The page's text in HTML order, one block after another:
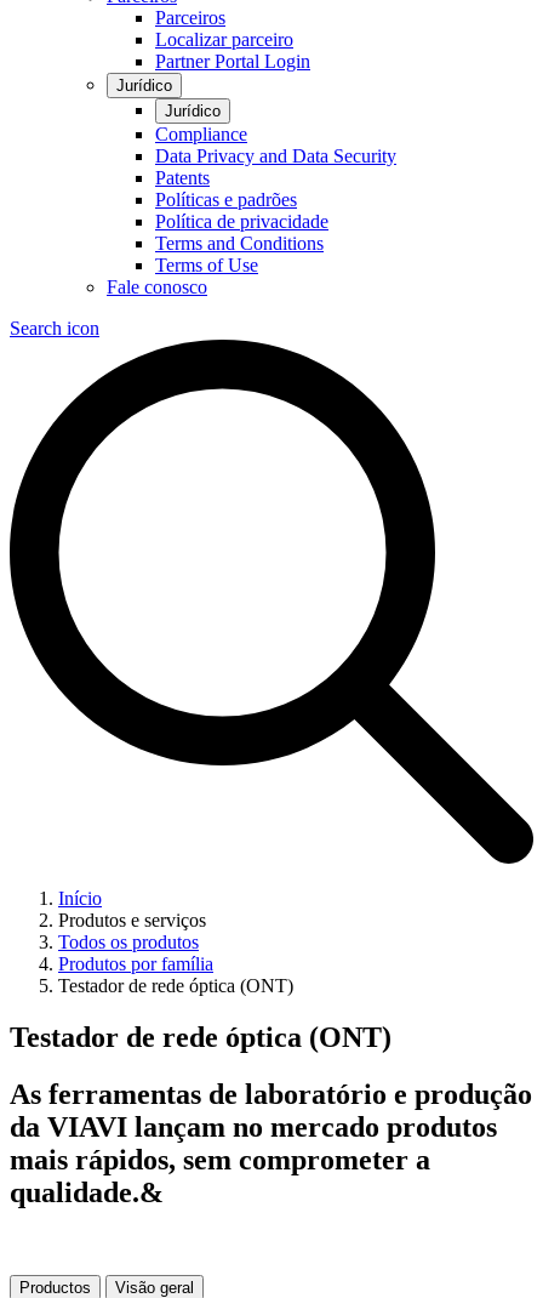
Parceiros
Localizar parceiro
Partner Portal Login
Jurídico
Jurídico
Compliance
Data Privacy and Data Security
Patents
Políticas e padrões
Política de privacidade
Terms and Conditions
Terms of Use
Fale conosco
Search icon
Início
Produtos e serviços
Todos os produtos
Produtos por família
Testador de rede óptica (ONT)
Testador de rede óptica (ONT)
As ferramentas de laboratório e produção
da VIAVI lançam no mercado produtos
mais rápidos, sem comprometer a
qualidade.&
Productos Visão geral